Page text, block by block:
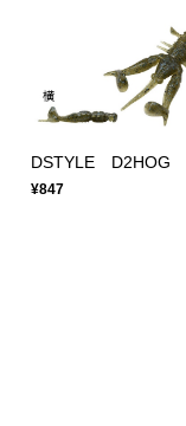
DSTYLE D2HOG
¥847